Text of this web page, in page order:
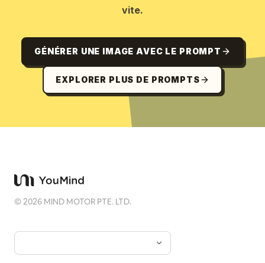
vite.
GÉNÉRER UNE IMAGE AVEC LE PROMPT
EXPLORER PLUS DE PROMPTS
©2026 MIND MOTOR PTE. LTD.